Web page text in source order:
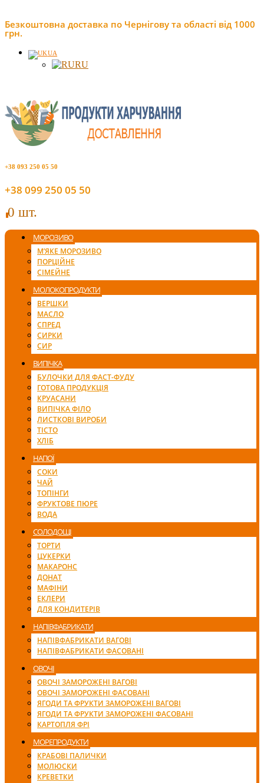
Безкоштовна доставка по Чернігову та області від 1000
грн.
UA
RU
+38 093 250 05 50
+38 099 250 05 50
00 шт.
МОРОЗИВО
М’ЯКЕ МОРОЗИВО
ПОРЦІЙНЕ
СІМЕЙНЕ
МОЛОКОПРОДУКТИ
ВЕРШКИ
МАСЛО
СПРЕД
СИРКИ
СИР
ВИПІЧКА
БУЛОЧКИ ДЛЯ ФАСТ-ФУДУ
ГОТОВА ПРОДУКЦІЯ
КРУАСАНИ
ВИПІЧКА ФІЛО
ЛИСТКОВІ ВИРОБИ
ТІСТО
ХЛІБ
НАПОЇ
СОКИ
ЧАЙ
ТОПІНГИ
ФРУКТОВЕ ПЮРЕ
ВОДА
СОЛОДОЩІ
ТОРТИ
ЦУКЕРКИ
МАКАРОНС
ДОНАТ
МАФІНИ
ЕКЛЕРИ
ДЛЯ КОНДИТЕРІВ
НАПІВФАБРИКАТИ
НАПІВФАБРИКАТИ ВАГОВІ
НАПІВФАБРИКАТИ ФАСОВАНІ
ОВОЧІ
ОВОЧІ ЗАМОРОЖЕНІ ВАГОВІ
ОВОЧІ ЗАМОРОЖЕНІ ФАСОВАНІ
ЯГОДИ ТА ФРУКТИ ЗАМОРОЖЕНІ ВАГОВІ
ЯГОДИ ТА ФРУКТИ ЗАМОРОЖЕНІ ФАСОВАНІ
КАРТОПЛЯ ФРІ
МОРЕПРОДУКТИ
КРАБОВІ ПАЛИЧКИ
МОЛЮСКИ
КРЕВЕТКИ